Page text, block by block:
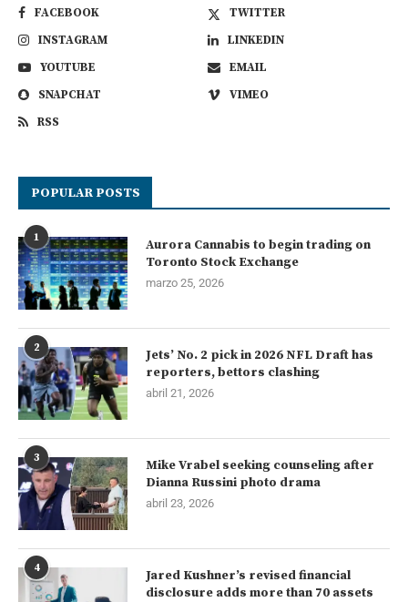
FACEBOOK
TWITTER
INSTAGRAM
LINKEDIN
YOUTUBE
EMAIL
SNAPCHAT
VIMEO
RSS
POPULAR POSTS
1
Aurora Cannabis to begin trading on
Toronto Stock Exchange
marzo 25, 2026
2
Jets’ No. 2 pick in 2026 NFL Draft has
reporters, bettors clashing
abril 21, 2026
3
Mike Vrabel seeking counseling after
Dianna Russini photo drama
abril 23, 2026
4
Jared Kushner’s revised financial
disclosure adds more than 70 assets